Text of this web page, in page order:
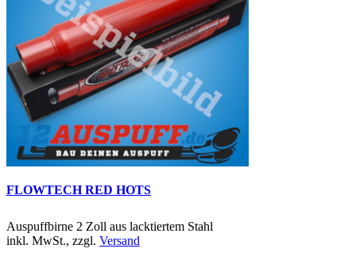
FLOWTECH RED HOTS
Auspuffbirne 2 Zoll aus lacktiertem Stahl
inkl. MwSt., zzgl. Versand